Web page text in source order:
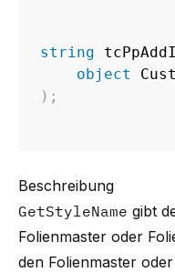
string
object
) ;
Beschreibung
GetStyleName gibt
Folienmaster oder
den Folienmaster